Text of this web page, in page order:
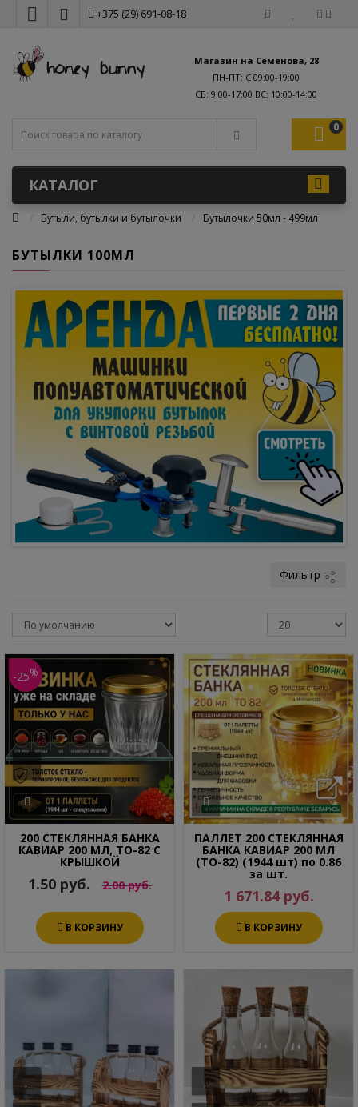
+375 (29) 691-08-18
Магазин на Семенова, 28
ПН-ПТ: С 09:00-19:00
0
КАТАЛОГ
Бутыли, бутылки и бутылочки Бутылочки 50мл - 499мл
БУТЫЛКИ 100МЛ
Фильтр
200 СТЕКЛЯННАЯ БАНКА
КАВИАР 200 МЛ, ТО-82 С
КРЫШКОЙ
1.50 руб. 2.00 руб.
-25%
В КОРЗИНУ
ПАЛЛЕТ 200 СТЕКЛЯННАЯ
БАНКА КАВИАР 200 МЛ
(ТО-82) (1944 шт) по 0.86
за шт.
1 671.84 руб.
В КОРЗИНУ